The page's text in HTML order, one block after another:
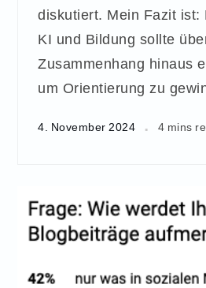
diskutiert. Mein Fazit ist:
KI und Bildung sollte
Zusammenhang hinaus
um Orientierung zu
4. November 2024 4 mins